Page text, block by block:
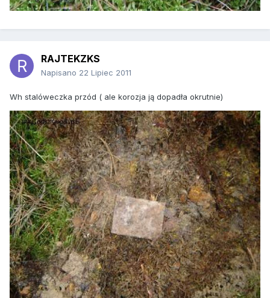
RAJTEKZKS
Napisano 22 Lipiec 2011
Wh stalóweczka przód ( ale korozja ją dopadła okrutnie)